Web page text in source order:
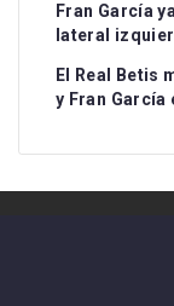
Fran García
lateral
El Real Betis
y Fran García